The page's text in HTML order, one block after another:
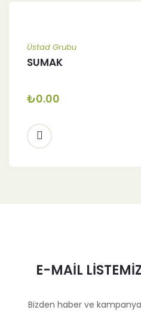
Üstad Grubu
SUMAK
₺0.00
E-MAİL
Bizden haber ve